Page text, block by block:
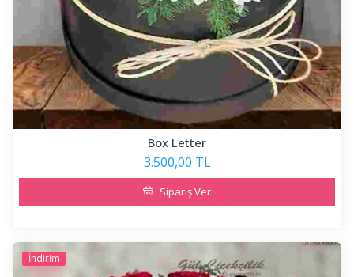
Box Letter
3.500,00 TL
Sipariş Ver
İndirim